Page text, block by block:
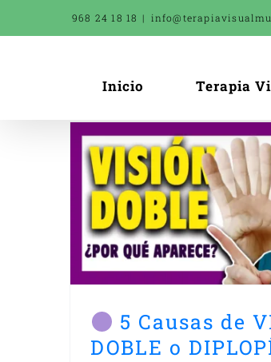
al
968 24 18 18 |
Inicio Terapia
5 Causas de
DOBLE o
¿Cómo
DOBLE?
Vision